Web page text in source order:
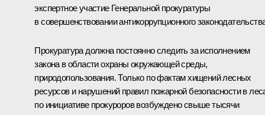
экспертное участие Генеральной прокуратуры
в совершенствовании антикоррупционного
Прокуратура должна постоянно следить за исполнением
закона в области охраны окружающей среды,
природопользования. Только по фактам хищений лесных
ресурсов и нарушений правил пожарной безопасности в
по инициативе прокуроров возбуждено свыше тысячи